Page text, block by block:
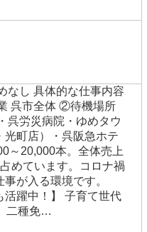
なし 具体的な仕事内容
呉市全体 ②待機場所
呉労災病院・ゆめタウ
光町店）・呉阪急ホテ
～20,000本。全体売上
めています。コロナ禍
が入る環境です。
活躍中！】 子育て世代
二種免…